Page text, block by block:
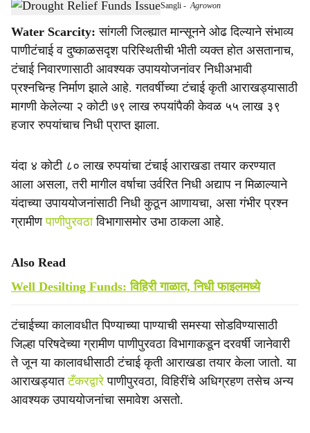
a
r
e
Last Year's Drought Relief Funds Delayed in Sangli -Agrowon
Water Scarcity: सांगली जिल्ह्यात मान्सूनने ओढ दिल्याने संभाव्य
पाणीटंचाई व दुष्काळसदृश परिस्थितीची भीती व्यक्त होत असतानाच,
टंचाई निवारणासाठी आवश्यक उपाययोजनांवर निधीअभावी
प्रश्नचिन्ह निर्माण झाले आहे. गतवर्षीच्या टंचाई कृती आराखड्यासाठी
मागणी केलेल्या २ कोटी ७९ लाख रुपयांपैकी केवळ ५५ लाख ३९
हजार रुपयांचाच निधी प्राप्त झाला.
यंदा ४ कोटी ८० लाख रुपयांचा टंचाई आराखडा तयार करण्यात
आला असला, तरी मागील वर्षाचा उर्वरित निधी अद्याप न मिळाल्याने
यंदाच्या उपाययोजनांसाठी निधी कुठून आणायचा, असा गंभीर प्रश्न
ग्रामीणपाणीपुरवठाविभागासमोर उभा ठाकला आहे.
Also Read
Well Desilting Funds: विहिरी गाळात, निधी फाइलमध्ये
टंचाईच्या कालावधीत पिण्याच्या पाण्याची समस्या सोडविण्यासाठी
जिल्हा परिषदेच्या ग्रामीण पाणीपुरवठा विभागाकडून दरवर्षी जानेवारी
ते जून या कालावधीसाठी टंचाई कृती आराखडा तयार केला जातो. या
आराखड्यातटँकरद्वारेपाणीपुरवठा, विहिरींचे अधिग्रहण तसेच अन्य
आवश्यक उपाययोजनांचा समावेश असतो.